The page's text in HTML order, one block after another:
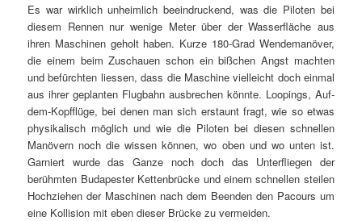
Es war wirklich unheimlich beeindruckend, was die Piloten bei
diesem Rennen nur wenige Meter über der Wasserfläche aus
ihren Maschinen geholt haben. Kurze 180-Grad Wendemanöver,
die einem beim Zuschauen schon ein bißchen Angst machten
und befürchten liessen, dass die Maschine vielleicht doch einmal
aus ihrer geplanten Flugbahn ausbrechen könnte. Loopings, Auf-
dem-Kopfflüge, bei denen man sich erstaunt fragt, wie so etwas
physikalisch möglich und wie die Piloten bei diesen schnellen
Manövern noch die wissen können, wo oben und wo unten ist.
Garniert wurde das Ganze noch doch das Unterfliegen der
berühmten Budapester Kettenbrücke und einem schnellen steilen
Hochziehen der Maschinen nach dem Beenden den Pacours um
eine Kollision mit eben dieser Brücke zu vermeiden.